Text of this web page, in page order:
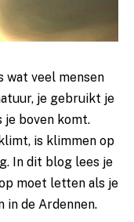
wat veel mensen
je gebruikt je
je boven komt.
is klimmen op
In dit blog lees je
moet letten als je
de Ardennen.